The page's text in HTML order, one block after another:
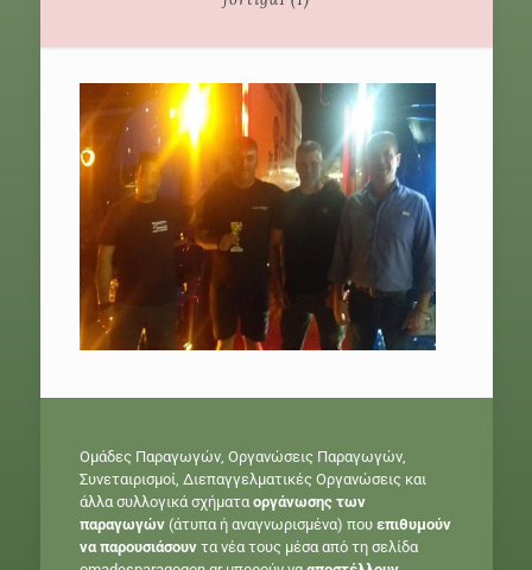
Ομάδες Παραγωγών, Οργανώσεις Παραγωγών,
Συνεταιρισμοί, Διεπαγγελματικές Οργανώσεις και
άλλα συλλογικά σχήματαοργάνωσης των
παραγωγών(άτυπα ή αναγνωρισμένα) που επιθυμούν
να παρουσιάσουντα νέα τους μέσα από τη σελίδα